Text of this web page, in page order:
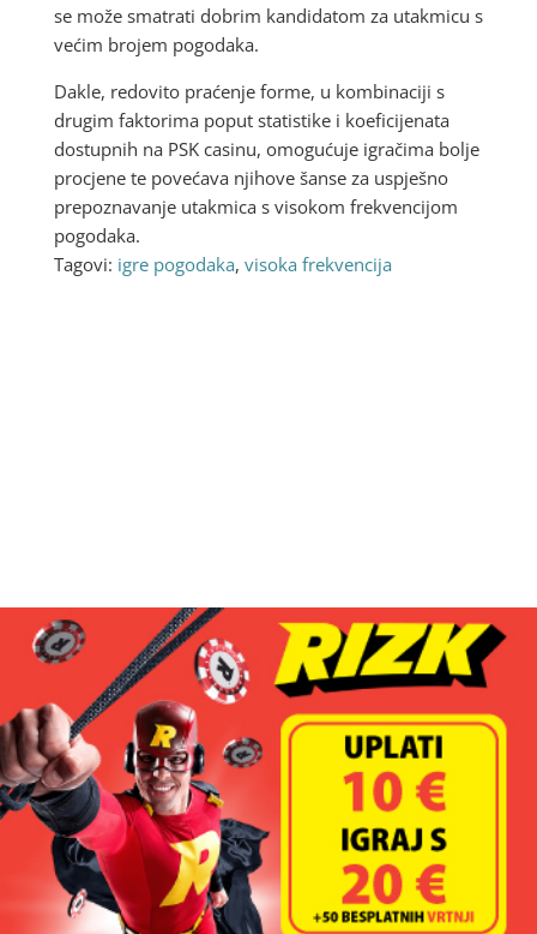
se može smatrati dobrim kandidatom za utakmicu s
većim brojem pogodaka.
Dakle, redovito praćenje forme, u kombinaciji s
drugim faktorima poput statistike i koeficijenata
dostupnih na PSK casinu, omogućuje igračima bolje
procjene te povećava njihove šanse za uspješno
prepoznavanje utakmica s visokom frekvencijom
pogodaka.
Tagovi: igre pogodaka, visoka frekvencija